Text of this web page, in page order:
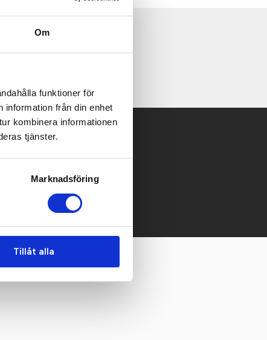
Om
funktioner för
information från din enhet
kombinera informationen
tjänster.
Marknadsföring
Tillåt alla
bra grepp.